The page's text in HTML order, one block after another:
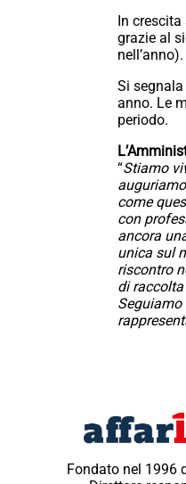
In
grazie al
nell’anno).
Si
anno. Le
periodo.
“Stiamo
come
con
ancora
unica sul
riscontro
di
Fondato nel 1996